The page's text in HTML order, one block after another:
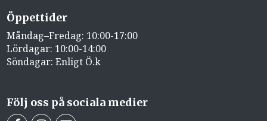
Öppettider
Måndag–Fredag: 10:00-17:00
Lördagar: 10:00-14:00
Söndagar: Enligt Ö.k
Följ oss på sociala medier